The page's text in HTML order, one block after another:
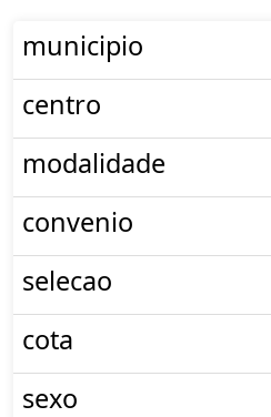
municipio
centro
modalidade
convenio
selecao
cota
sexo